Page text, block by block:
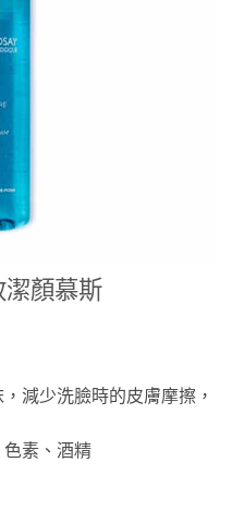
顏慕斯
。
減少洗臉時的皮膚摩擦，
素、酒精